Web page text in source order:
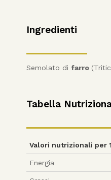
Ingredienti
Semolato di farro
Tabella
Valori nutrizionali per
Energia